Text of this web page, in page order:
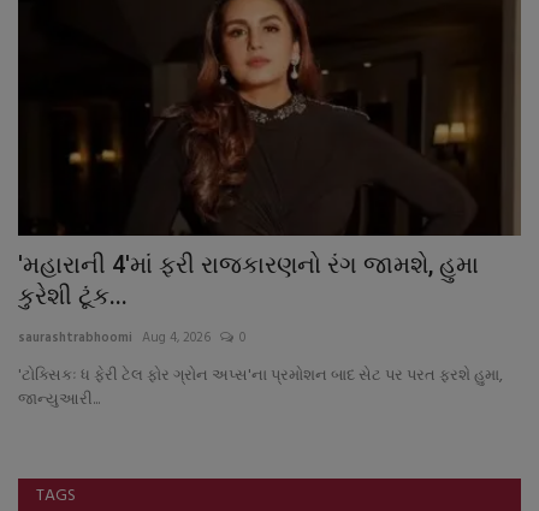
'મહારાની 4'માં ફરી રાજકારણનો રંગ જામશે, હુમા
કુરેશી ટૂંક...
saurashtrabhoomi Aug 4, 2026 0
'ટોક્સિકઃ ધ ફેરી ટેલ ફોર ગ્રોન અપ્સ'ના પ્રમોશન બાદ સેટ પર પરત ફરશે હુમા,
જાન્યુઆરી...
TAGS